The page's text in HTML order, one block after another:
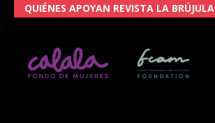
QUIÉNES APOYAN REVISTA LA BRÚJULA